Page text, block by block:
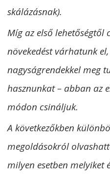
skálázásnak).
Míg az első lehetőségtől
növekedést várhatunk
nagyságrendekkel meg
hasznunkat – abban az
módon csináljuk.
A következőkben
megoldásokról
milyen esetben melyiket